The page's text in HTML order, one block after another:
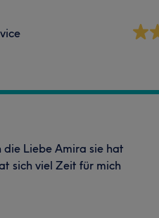
die Liebe Amira sie hat
sich viel Zeit für mich